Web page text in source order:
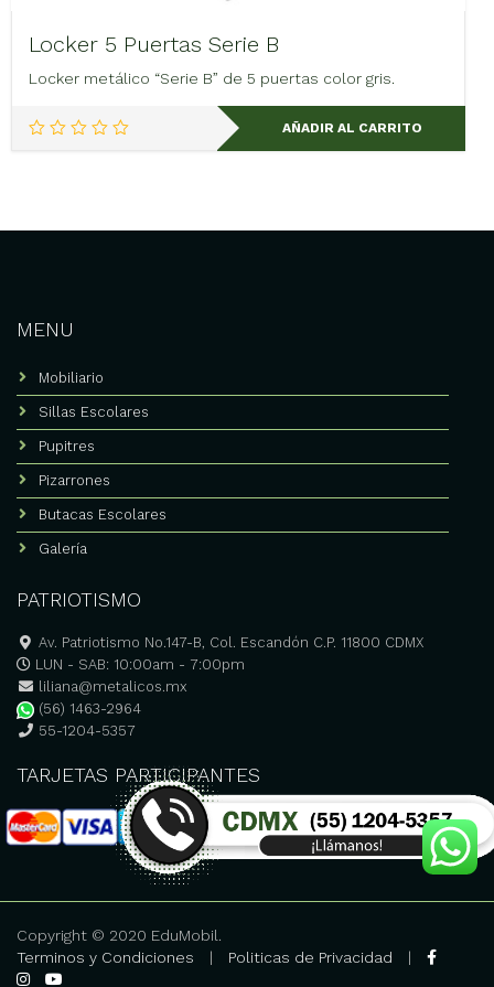
Locker 5 Puertas Serie B
Locker metálico “Serie B” de 5 puertas color gris.
AÑADIR AL CARRITO
MENU
Mobiliario
Sillas Escolares
Pupitres
Pizarrones
Butacas Escolares
Galería
PATRIOTISMO
Av. Patriotismo No.147-B, Col. Escandón C.P. 11800 CDMX
LUN - SAB: 10:00am - 7:00pm
liliana@metalicos.mx
(56) 1463-2964
55-1204-5357
TARJETAS PARTICIPANTES
Copyright © 2020 EduMobil.
Terminos y Condiciones
| Politicas de Privacidad |